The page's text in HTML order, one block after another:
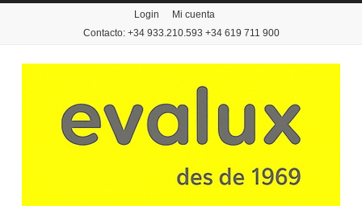
Login
Mi cuenta
Contacto: +34 933.210.593 +34 619 711 900